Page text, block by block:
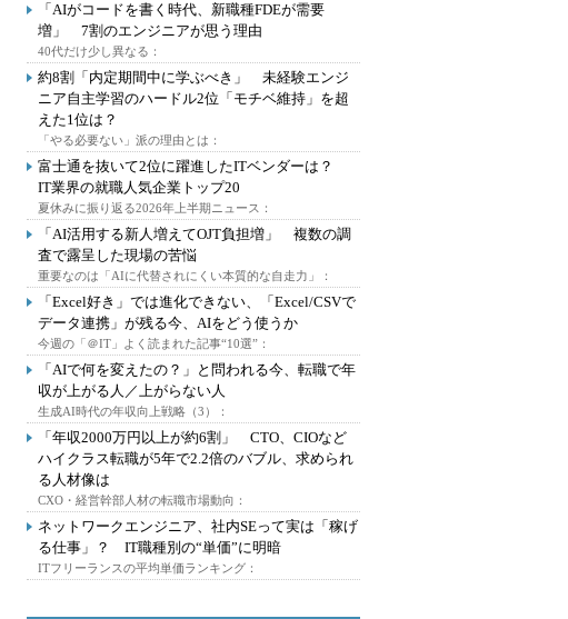
「AIがコードを書く時代、新職種FDEが需要
増」 7割のエンジニアが思う理由
40代だけ少し異なる：
約8割「内定期間中に学ぶべき」 未経験エンジ
ニア自主学習のハードル2位「モチベ維持」を超
えた1位は？
「やる必要ない」派の理由とは：
富士通を抜いて2位に躍進したITベンダーは？
IT業界の就職人気企業トップ20
夏休みに振り返る2026年上半期ニュース：
「AI活用する新人増えてOJT負担増」 複数の調
査で露呈した現場の苦悩
重要なのは「AIに代替されにくい本質的な自走力」：
「Excel好き」では進化できない、「Excel/CSVで
データ連携」が残る今、AIをどう使うか
今週の「＠IT」よく読まれた記事“10選”：
「AIで何を変えたの？」と問われる今、転職で年
収が上がる人／上がらない人
生成AI時代の年収向上戦略（3）：
「年収2000万円以上が約6割」 CTO、CIOなど
ハイクラス転職が5年で2.2倍のバブル、求められ
る人材像は
CXO・経営幹部人材の転職市場動向：
ネットワークエンジニア、社内SEって実は「稼げ
る仕事」？ IT職種別の“単価”に明暗
ITフリーランスの平均単価ランキング：